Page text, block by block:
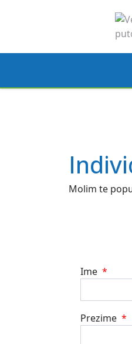
Molim te
Ime *
Prezime *